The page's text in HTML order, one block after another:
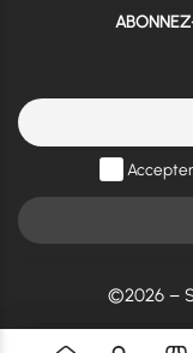
©2026 –